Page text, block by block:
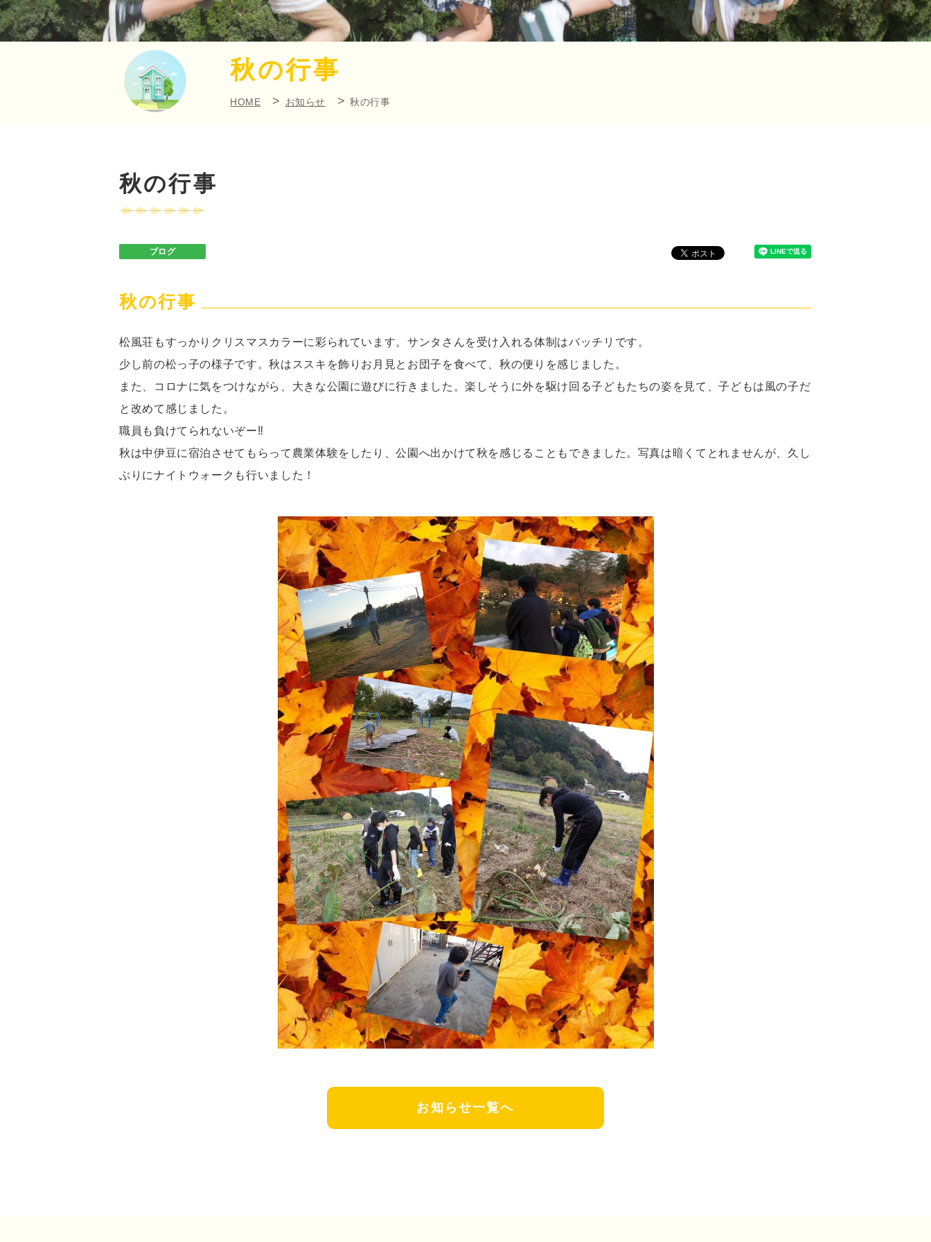
秋の行事
HOME お知らせ 秋の行事
秋の行事
ブログ
秋の行事
松風荘もすっかりクリスマスカラーに彩られています。サンタさんを受け入れる体制はバッチリです。
少し前の松っ子の様子です。秋はススキを飾りお月見とお団子を食べて、秋の便りを感じました。
また、コロナに気をつけながら、大きな公園に遊びに行きました。楽しそうに外を駆け回る子どもたちの姿を見て、子どもは風の子だ
と改めて感じました。
職員も負けてられないぞー‼️
秋は中伊豆に宿泊させてもらって農業体験をしたり、公園へ出かけて秋を感じることもできました。写真は暗くてとれませんが、久し
ぶりにナイトウォークも行いました！
お知らせ一覧へ